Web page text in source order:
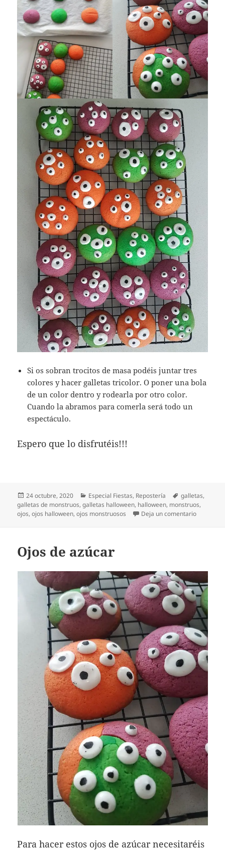
Si os sobran trocitos de masa podéis juntar tres
colores y hacer galletas tricolor. O poner una bola
de un color dentro y rodearla por otro color.
Cuando la abramos para comerla será todo un
espectáculo.
Espero que lo disfrutéis!!!
Publicado
el
24 octubre, 2020 Categorías
Especial Fiestas, Repostería Etiquetas
galletas,
galletas de monstruos,galletas halloween, halloween, monstruos,
ojos,ojos halloween,ojos monstruosos Deja un comentarioen
Ojos de azúcar
Para hacer estos ojos de azúcar necesitaréis